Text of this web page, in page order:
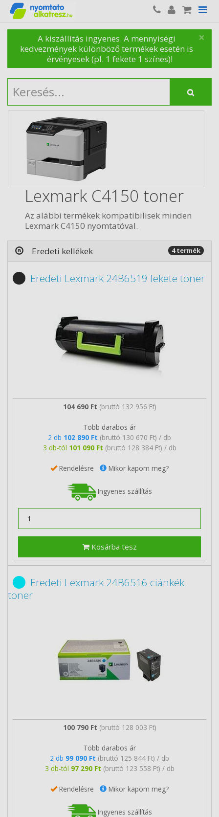
×
A kiszállítás ingyenes. A mennyiségi
kedvezmények különböző termékek esetén is
érvényesek (pl. 1 fekete 1 színes)!
Lexmark C4150 toner
Az alábbi termékek kompatibilisek minden
Lexmark C4150 nyomtatóval.
Eredeti kellékek 4 termék
Eredeti Lexmark 24B6519 fekete toner
104 690 Ft (bruttó 132 956 Ft)
Több darabos ár
2 db 102 890 Ft (bruttó 130 670 Ft) / db
3 db-tól 101 090 Ft (bruttó 128 384 Ft) / db
Rendelésre Mikor kapom meg?
Ingyenes szállítás
Kosárba tesz
Eredeti Lexmark 24B6516 ciánkék
toner
100 790 Ft (bruttó 128 003 Ft)
Több darabos ár
2 db 99 090 Ft (bruttó 125 844 Ft) / db
3 db-tól 97 290 Ft (bruttó 123 558 Ft) / db
Rendelésre Mikor kapom meg?
Ingyenes szállítás